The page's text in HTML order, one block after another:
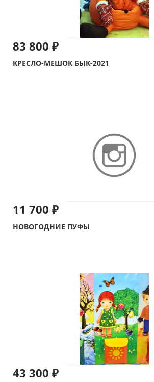
83 800 ₽
КРЕСЛО-МЕШОК БЫК-2021
11 700 ₽
НОВОГОДНИЕ ПУФЫ
43 300 ₽